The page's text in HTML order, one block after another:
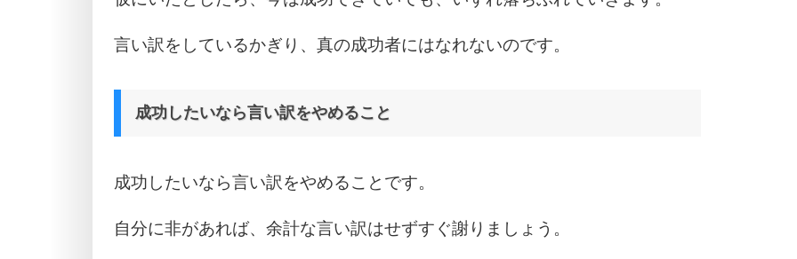
言い訳をしているかぎり、真の成功者にはなれないのです。
成功したいなら言い訳をやめること
成功したいなら言い訳をやめることです。
自分に非があれば、余計な言い訳はせずすぐ謝りましょう。